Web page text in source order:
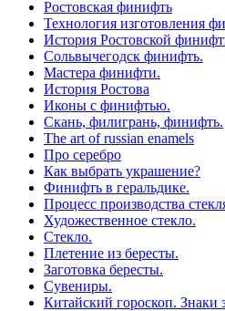
Ростовская финифть
Технология изготовления
История Ростовской
Сольвычегодск финифть.
Мастера финифти.
История Ростова
Иконы с финифтью.
Скань, филигрань, финифть.
The art of russian enamels
Про серебро
Как выбрать украшение?
Финифть в геральдике.
Процесс производства
Художественное стекло.
Стекло.
Плетение из бересты.
Заготовка бересты.
Сувениры.
Китайский гороскоп. Знаки